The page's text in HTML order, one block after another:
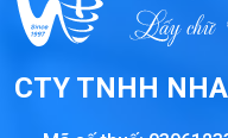
CTY TNHH